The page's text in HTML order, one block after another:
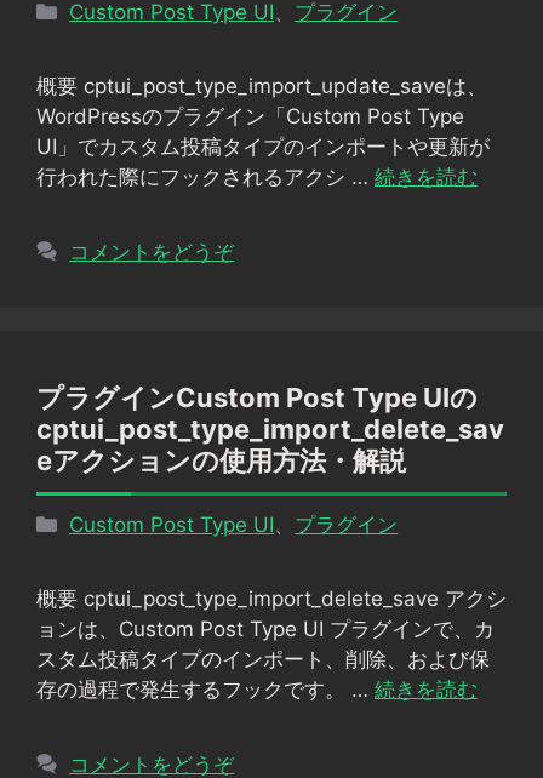
カ
リ
ー
Custom Post Type UI プラグイン
概要 cptui_post_type_import_update_saveは、
WordPressのプラグイン「Custom Post Type
UI」でカスタム投稿タイプのインポートや更新が
行われた際にフックされるアクシ … 続きを読む
コメントをどうぞ
プラグインCustom Post Type UIの
cptui_post_type_import_delete_sav
eアクションの使用方法・解説
カ
リ
ー
Custom Post Type UI プラグイン
概要 cptui_post_type_import_delete_save アクシ
ョンは、Custom Post Type UI プラグインで、カ
スタム投稿タイプのインポート、削除、および保
存の過程で発生するフックです。 … 続きを読む
コメントをどうぞ